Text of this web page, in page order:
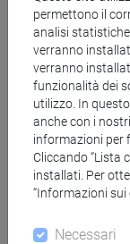
Didattica
Ricerca
Pubblicazioni
CV
Ricevimento
permettono il
analisi
verranno
verranno
funzionalità dei
utilizzo. In
anche con i
informazioni per
Cliccando “Lista
installati. Per
“Informazioni sui
Necessari